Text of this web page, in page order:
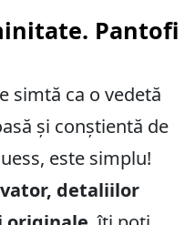
Pantofi
simtă ca o vedetă
și conștientă de
este simplu!
detaliilor